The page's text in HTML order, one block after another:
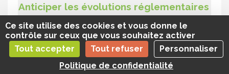
Anticiper les évolutions réglementaires
réglementaires croissantes : BEGES, CSRD,
taxonomie verte, CS3D. Ces textes renforcent les
exigences de transparence climatique et de
responsabilité sur la chaîne de valeur. Adopter une
Ce site utilise des cookies et vous donne le
contrôle sur ceux que vous souhaitez activer
Tout accepter
Tout refuser
Personnaliser
Politique de confidentialité